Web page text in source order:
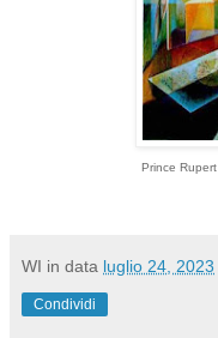
Prince Rupert
WI in data luglio 24, 2023
Condividi